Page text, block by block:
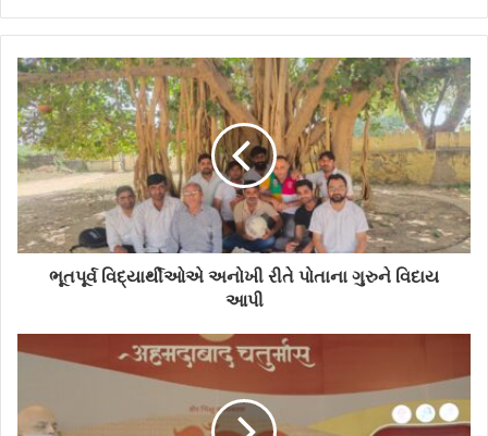
y
u
r
E
m
a
i
l
a
d
ભૂતપૂર્વ વિદ્યાર્થીઓએ અનોખી રીતે પોતાના ગુરુને વિદાય
આપી